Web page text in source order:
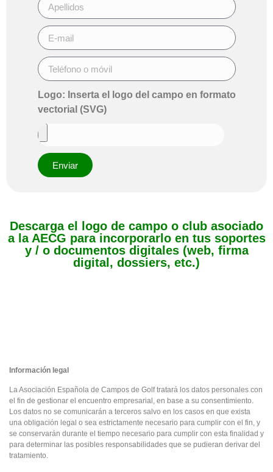
Logo: Inserta el logo del campo en formato
vectorial (SVG)
Enviar
Descarga el logo de campo o club asociado
a la AECG para incorporarlo en tus soportes
y / o documentos digitales (web, firma
digital, dossiers, etc.)
Información legal
La Asociación Española de Campos de Golf tratará los datos personales con
el fin de gestionar el encuentro empresarial, en base a su consentimiento.
Los datos no se comunicarán a terceros salvo en los casos en que exista
una obligación legal o sea estrictamente necesario para cumplir con el fin, y
se conservarán durante el tiempo necesario para cumplir con esta finalidad y
para determinar las posibles responsabilidades que se pudieran derivar del
tratamiento.